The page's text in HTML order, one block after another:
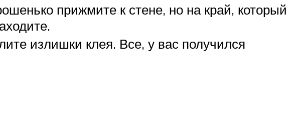
прижмите к стене, но на край, который
излишки клея. Все, у вас получился